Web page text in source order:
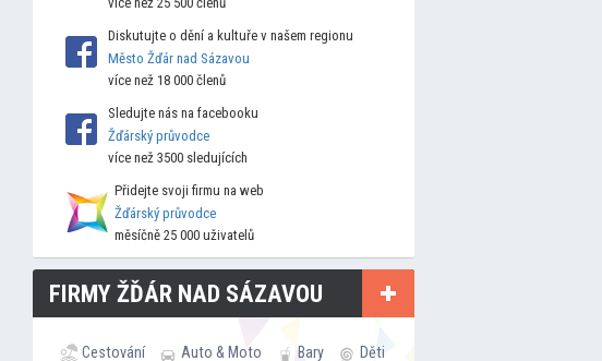
Diskutujte o dění a kultuře v našem regionu
Město Žďár nad Sázavou
více než 18 000 členů
Sledujte nás na facebooku
Žďárský průvodce
více než 3500 sledujících
Přidejte svoji firmu na web
Žďárský průvodce
měsíčně 25 000 uživatelů
FIRMY ŽĎÁR NAD SÁZAVOU
Cestování Auto & Moto Bary
Děti